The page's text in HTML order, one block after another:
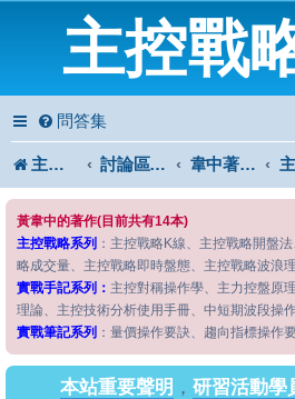
主控戰
問答集
主控戰略中心 討論區首頁 韋中著作問答區
黃韋中的著作(目前共有14本)
主控戰略系列 ：主控戰略K線、主控戰略開盤
略成交量、主控戰略即時盤態、主控戰略波浪
實戰手記系列： 主控對稱操作學、主力控盤原
理論、主控技術分析使用手冊、中短期波段操
實戰筆記系列 ：量價操作要訣、趨向指標操作
本站重要聲明 ， 研習活動學